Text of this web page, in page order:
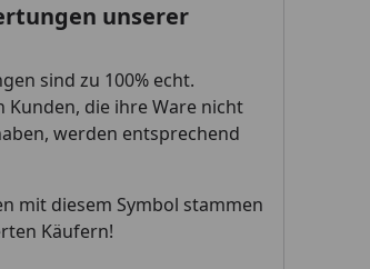
unserer
sind zu 100% echt.
Kunden, die ihre Ware nicht
werden entsprechend
mit diesem Symbol stammen
Käufern!